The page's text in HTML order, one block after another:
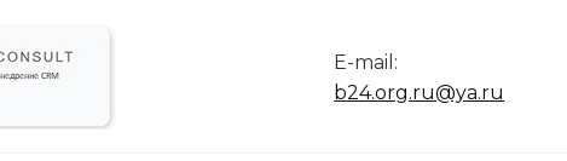
E-mail:
b24.org.ru@ya.ru